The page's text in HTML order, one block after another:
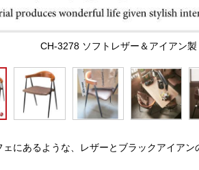
CH-3278 ソフトレザー＆アイアン
ェにあるような、レザーとブラックアイア